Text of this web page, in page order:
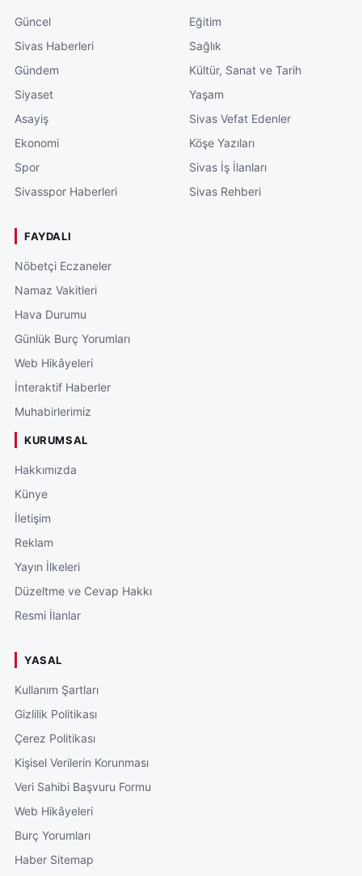
Güncel
Sivas Haberleri
Gündem
Siyaset
Asayiş
Ekonomi
Spor
Sivasspor Haberleri
Eğitim
Sağlık
Kültür, Sanat ve Tarih
Yaşam
Sivas Vefat Edenler
Köşe Yazıları
Sivas İş İlanları
Sivas Rehberi
FAYDALI
Nöbetçi Eczaneler
Namaz Vakitleri
Hava Durumu
Günlük Burç Yorumları
Web Hikâyeleri
İnteraktif Haberler
Muhabirlerimiz
KURUMSAL
Hakkımızda
Künye
İletişim
Reklam
Yayın İlkeleri
Düzeltme ve Cevap Hakkı
Resmi İlanlar
YASAL
Kullanım Şartları
Gizlilik Politikası
Çerez Politikası
Kişisel Verilerin Korunması
Veri Sahibi Başvuru Formu
Web Hikâyeleri
Burç Yorumları
Haber Sitemap